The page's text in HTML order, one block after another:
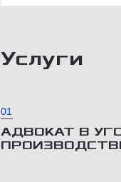
Услуги
01
АДВОКАТ В